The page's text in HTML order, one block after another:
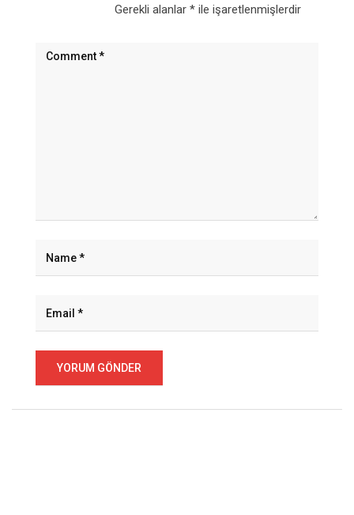
Gerekli alanlar *ile işaretlenmişlerdir